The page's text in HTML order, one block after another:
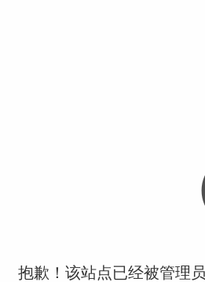
抱歉！该站点已经被管理